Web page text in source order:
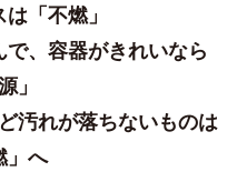
「不燃」
で、容器がきれいなら
」
汚れが落ちないものは
」へ